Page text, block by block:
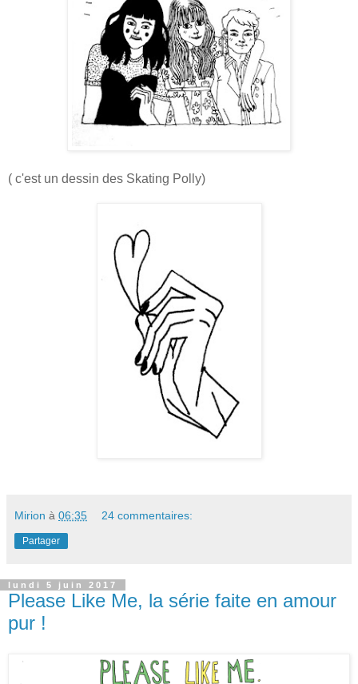
( c'est un dessin des Skating Polly)
Mirion à 06:35 24 commentaires:
Partager
lundi 5 juin 2017
Please Like Me, la série faite en amour
pur !